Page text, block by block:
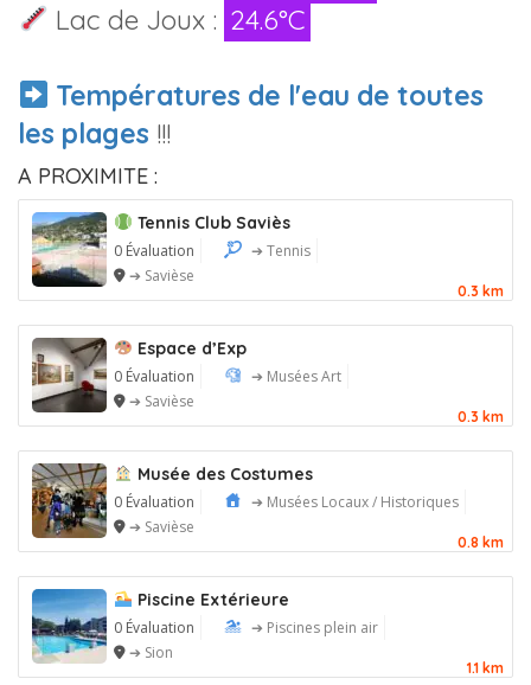
Lac de Joux : 24.6°C
Températures de l'eau de toutes
les plages !!!
A PROXIMITE :
Tennis Club Saviès
0 Évaluation
➔ Tennis
➔ Savièse
0.3 km
Espace d’Exp
0 Évaluation
➔ Musées Art
➔ Savièse
0.3 km
Musée des Costumes
0 Évaluation
➔ Musées Locaux / Historiques
➔ Savièse
0.8 km
Piscine Extérieure
0 Évaluation
➔ Piscines plein air
➔ Sion
1.1 km